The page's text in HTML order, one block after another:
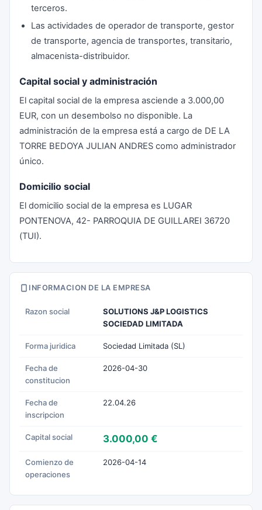
terceros.
Las actividades de operador de transporte, gestor
de transporte, agencia de transportes, transitario,
almacenista-distribuidor.
Capital social y administración
El capital social de la empresa asciende a 3.000,00
EUR, con un desembolso no disponible. La
administración de la empresa está a cargo de DE LA
TORRE BEDOYA JULIAN ANDRES como administrador
único.
Domicilio social
El domicilio social de la empresa es LUGAR
PONTENOVA, 42- PARROQUIA DE GUILLAREI 36720
(TUI).
INFORMACION DE LA EMPRESA
Razon social
SOLUTIONS J&P LOGISTICS
SOCIEDAD LIMITADA
Forma juridica Sociedad Limitada (SL)
Fecha de
constitucion
2026-04-30
Fecha de
inscripcion
22.04.26
Capital social 3.000,00 €
Comienzo de
operaciones
2026-04-14